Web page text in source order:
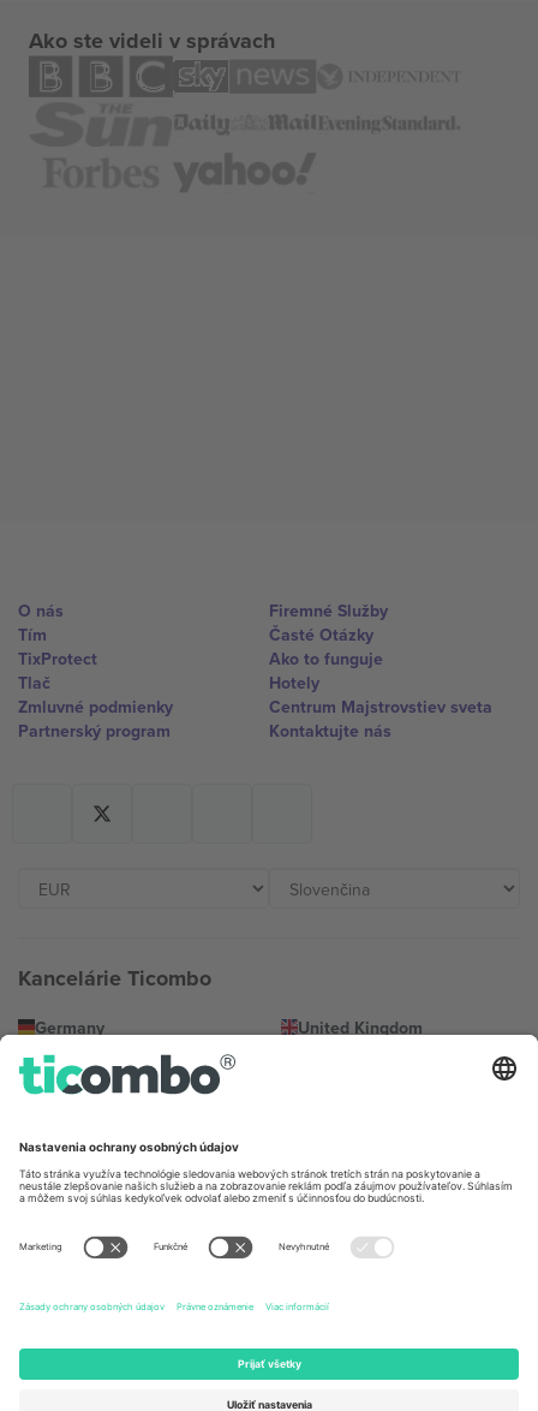
Ako ste videli v správach
O nás
Tím
TixProtect
Tlač
Zmluvné podmienky
Partnerský program
Firemné Služby
Časté Otázky
Ako to funguje
Hotely
Centrum Majstrovstiev sveta
Kontaktujte nás
Kancelárie Ticombo
Germany
Unter den Linden 24, 10117
Berlin, Germany
United Kingdom
167 City Road, London, Greater
United States
131 Continental Dr, Suite 305,
States
Switzerland
Dorfstrasse 52a, 6390
Bulgaria
Totleben 53-55, 1606 Sofia,
Bulgaria
United Arab Emirates
Building A1, Office 302, Dubai,
United Arab Emirates